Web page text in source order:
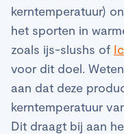
kerntemperatuur)
het sporten in
zoals ijs-slushs of
voor dit doel.
aan dat deze
kerntemperatuur
Dit draagt bij aan